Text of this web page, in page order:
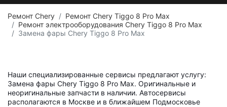
Ремонт Chery
Ремонт Chery Tiggo 8 Pro Max
Ремонт электрооборудования Chery Tiggo 8 Pro Max
Замена фары Chery Tiggo 8 Pro Max
Наши специализированные сервисы предлагают услугу:
Замена фары Chery Tiggo 8 Pro Max. Оригинальные и
неоригинальные запчасти в наличии. Автосервисы
располагаются в Москве и в ближайшем Подмосковье